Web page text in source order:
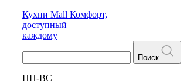
Кухни Mall Комфорт,
доступный
каждому
Поиск
ПН-ВС